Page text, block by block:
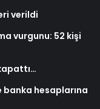
verildi
vurgunu: 52 kişi
banka hesaplarına